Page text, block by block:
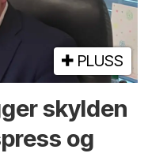
PLUSS
skylden
og